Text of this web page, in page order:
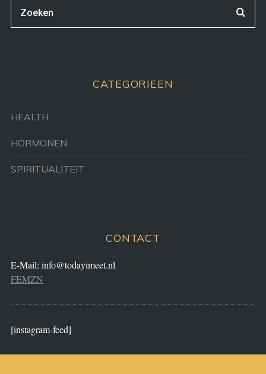
CATEGORIEEN
HEALTH
HORMONEN
SPIRITUALITEIT
CONTACT
E-Mail: info@todayimeet.nl
FEMZN
[instagram-feed]